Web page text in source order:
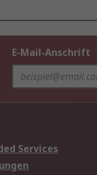
E-Mail-Anschrift
Services